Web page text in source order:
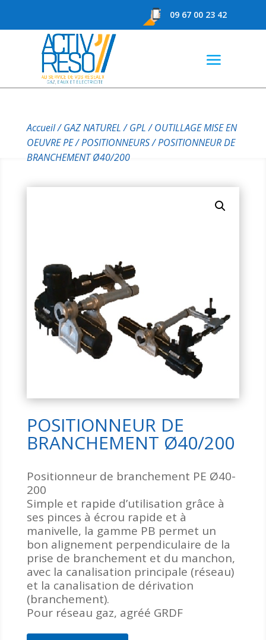
09 67 00 23 42
Accueil/GAZ NATUREL / GPL/OUTILLAGE MISE EN
OEUVRE PE/POSITIONNEURS/ POSITIONNEUR DE
BRANCHEMENT Ø40/200
POSITIONNEUR DE
BRANCHEMENT Ø40/200
Positionneur de branchement PE Ø40-
200
Simple et rapide d’utilisation grâce à
ses pinces à écrou rapide et à
manivelle, la gamme PB permet un
bon alignement perpendiculaire de la
prise de branchement et du manchon,
avec la canalisation principale (réseau)
et la canalisation de dérivation
(branchement).
Pour réseau gaz, agréé GRDF